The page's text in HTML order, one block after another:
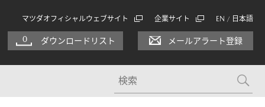
マツダオフィシャルウェブサイト 企業サイト EN / 日本語
0 ダウンロードリスト メールアラート登録